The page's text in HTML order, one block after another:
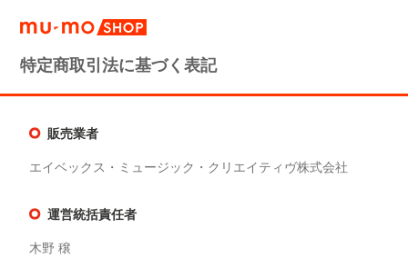
特定商取引法に基づく表記
販売業者
エイベックス・ミュージック・クリエイティヴ株式会社
運営統括責任者
木野 穣